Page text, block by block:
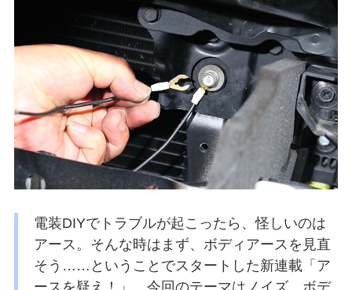
電装DIYでトラブルが起こったら、怪しいのは
アース。そんな時はまず、ボディアースを見直
そう……ということでスタートした新連載「ア
ースを疑え！」。今回のテーマはノイズ。ボデ